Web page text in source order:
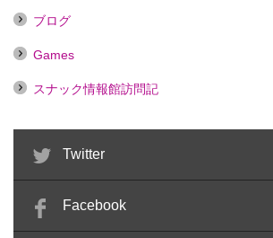
ブログ
Games
スナック情報館訪問記
Twitter
Facebook